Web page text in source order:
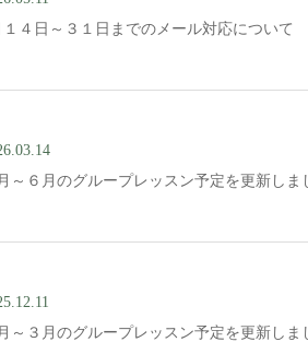
１４日～３１日までのメール対応について
～６月のグループレッスン予定を更新しま
～３月のグループレッスン予定を更新しま